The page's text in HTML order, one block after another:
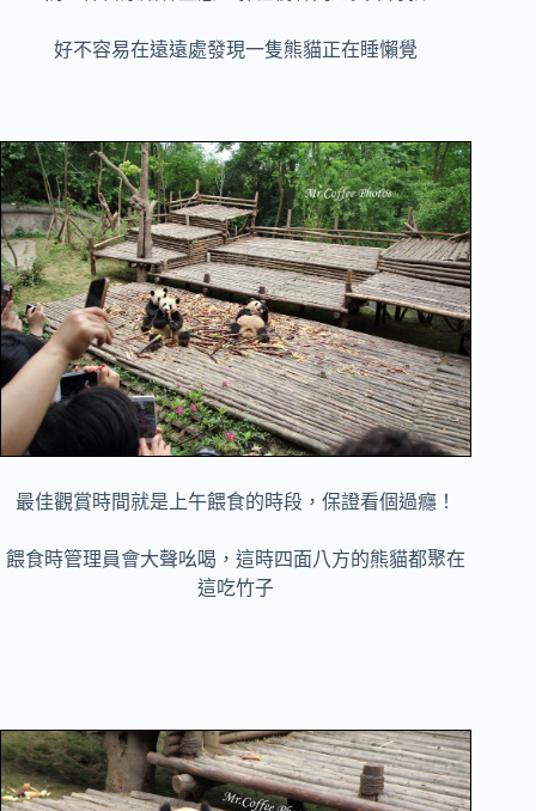
好不容易在遠遠處發現一隻熊貓正在睡懶覺
最佳觀賞時間就是上午餵食的時段，保證看個過癮！
餵食時管理員會大聲吆喝，這時四面八方的熊貓都聚在
這吃竹子